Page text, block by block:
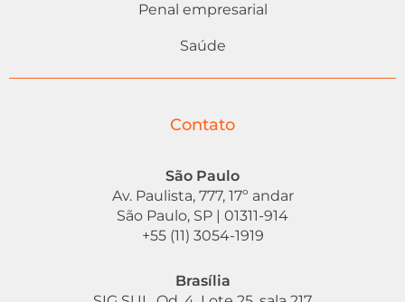
Penal empresarial
Saúde
Contato
São Paulo
Av. Paulista, 777, 17º andar
São Paulo, SP | 01311-914
+55 (11) 3054-1919
Brasília